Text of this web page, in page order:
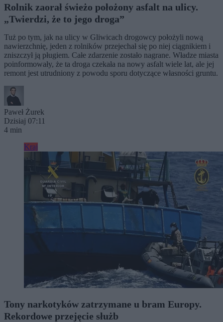
Rolnik zaorał świeżo położony asfalt na ulicy.
„Twierdzi, że to jego droga”
Tuż po tym, jak na ulicy w Gliwicach drogowcy położyli nową
nawierzchnię, jeden z rolników przejechał się po niej ciągnikiem i
zniszczył ją pługiem. Całe zdarzenie zostało nagrane. Władze miasta
poinformowały, że ta droga czekała na nowy asfalt wiele lat, ale jej
remont jest utrudniony z powodu sporu dotyczące własności gruntu.
Paweł Żurek
Dzisiaj 07:11
4 min
Kraj
Tony narkotyków zatrzymane u bram Europy.
Rekordowe przejęcie służb